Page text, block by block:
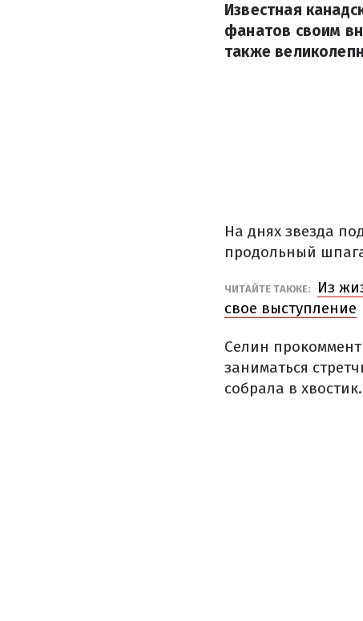
Известная
фанатов своим
также
На днях звезда
продольный
ЧИТАЙТЕ ТАКЖЕ:
Из
свое выступление
Селин
заниматься
собрала в